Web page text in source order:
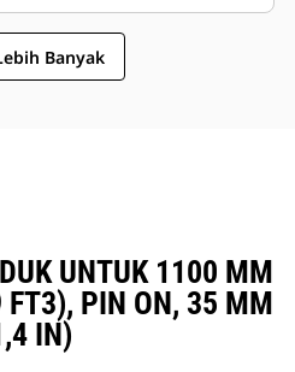
Banyak
UNTUK 1100 MM
PIN ON, 35 MM
IN)